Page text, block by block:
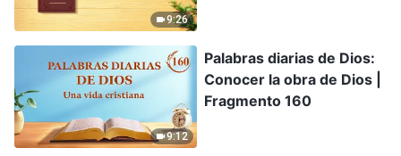
9:26
9:12
Palabras diarias de Dios:
Conocer la obra de Dios |
Fragmento 160